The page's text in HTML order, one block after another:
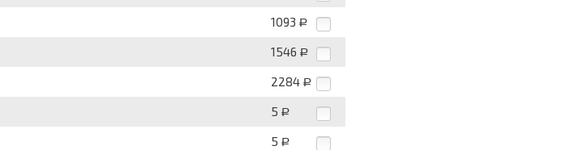
1093 Р
1546 Р
2284 Р
5 Р
5 Р